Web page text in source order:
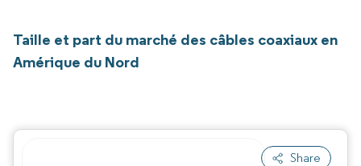
Taille et part du marché des câbles coaxiaux en
Amérique du Nord
Share